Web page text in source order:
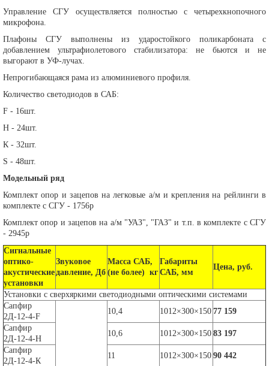
Управление СГУ осуществляется полностью с четырехкнопочного
микрофона.
Плафоны СГУ выполнены из ударостойкого поликарбоната с
добавлением ультрафиолетового стабилизатора: не бьются и не
выгорают в УФ-лучах.
Непрогибающаяся рама из алюминиевого профиля.
Количество светодиодов в САБ:
F - 16шт.
H - 24шт.
К - 32шт.
S - 48шт.
Модельный ряд
Комплект опор и зацепов на легковые а/м и крепления на рейлинги в
комплекте с СГУ - 1756р
Комплект опор и зацепов на а/м "УАЗ", "ГАЗ" и т.п. в комплекте с СГУ
- 2945р
Сигнальные
оптико-
акустические
установки
Звуковое
давление, Дб
Масса САБ,
(не более) кг
Габариты
САБ, мм
Цена, руб.
Установки с сверхяркими светодиодными оптическими системами
Сапфир
2Д-12-4-F
10,4 1012×300×150 77 159
Сапфир
2Д-12-4-H
10,6 1012×300×150 83 197
Сапфир
2Д-12-4-К
11 1012×300×150 90 442